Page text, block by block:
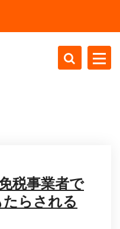
税事業者で
らされる